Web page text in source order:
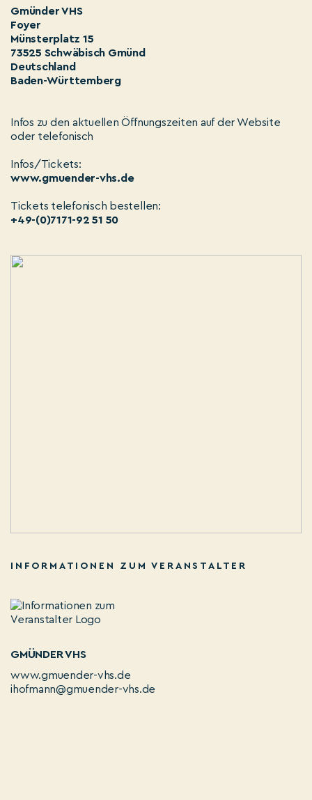
Gmünder VHS
Foyer
Münsterplatz 15
73525 Schwäbisch Gmünd
Deutschland
Baden-Württemberg
Infos zu den aktuellen Öffnungszeiten auf der Website
oder telefonisch
Infos/Tickets:
www.gmuender-vhs.de
Tickets telefonisch bestellen:
+49-(0)7171-92 51 50
INFORMATIONEN ZUM VERANSTALTER
GMÜNDER VHS
www.gmuender-vhs.de
ihofmann@gmuender-vhs.de